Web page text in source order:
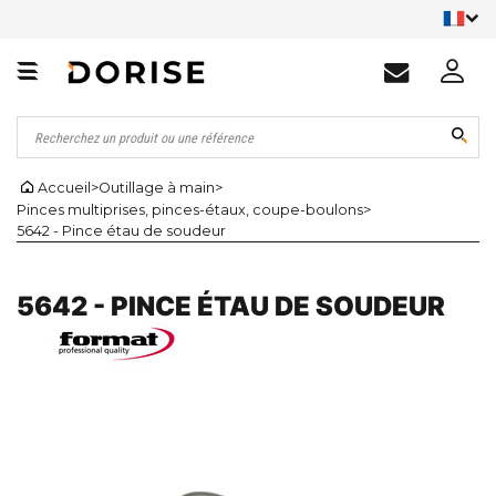
Accueil >Outillage à main>
Pinces multiprises, pinces-étaux, coupe-boulons>
5642 - Pince étau de soudeur
5642 - PINCE ÉTAU DE SOUDEUR